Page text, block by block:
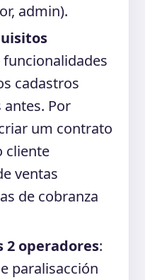
admin).
cadastros
Por
um contrato
cliente
ventas
de cobranza
2 operadores:
paralisacción